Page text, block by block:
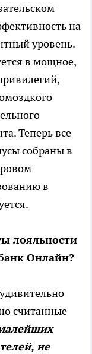
на
уровень.
в мощное,
Теперь все
собраны в
в
лояльности
Онлайн?
считанные
не